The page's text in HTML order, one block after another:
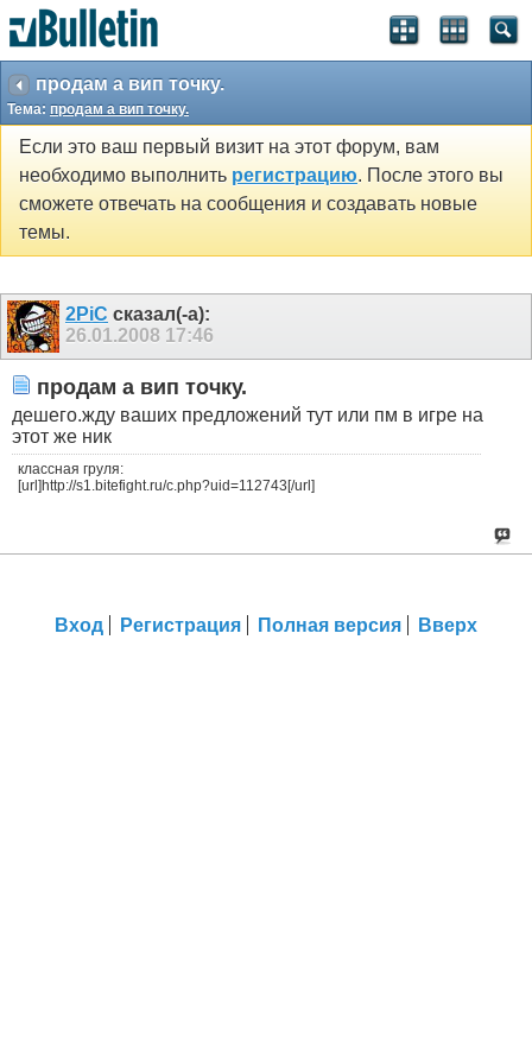
продам а вип точку.
Тема: продам а вип точку.
Если это ваш первый визит на этот форум, вам
необходимо выполнить регистрацию. После этого вы
сможете отвечать на сообщения и создавать новые
темы.
2PiC сказал(-а):
26.01.2008 17:46
продам а вип точку.
дешего.жду ваших предложений тут или пм в игре на
этот же ник
классная груля:
[url]http://s1.bitefight.ru/c.php?uid=112743[/url]
Вход Регистрация Полная версия Вверх